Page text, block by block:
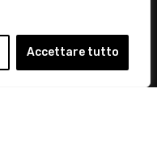
Accettare tutto